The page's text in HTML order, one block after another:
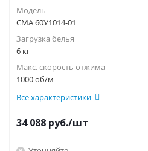
Модель
СМА 60У1014-01
Загрузка белья
6 кг
Макс. скорость отжима
1000 об/м
Все характеристики
34 088 руб./шт